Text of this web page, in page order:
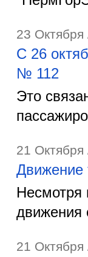
23 Октября
С 26
№ 112
Это
21 Октября
Движение
Несмотря
движения
21 Октября